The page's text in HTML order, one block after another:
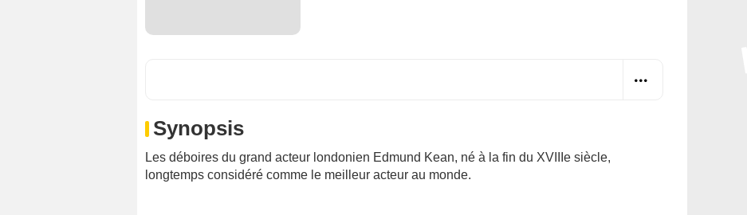
Synopsis
Les déboires du grand acteur londonien Edmund Kean, né à la fin du XVIIIe siècle,
longtemps considéré comme le meilleur acteur au monde.